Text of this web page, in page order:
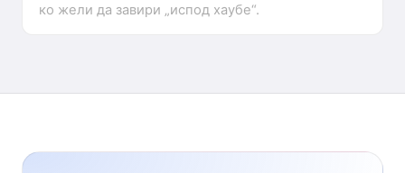
ко жели да завири „испод хаубе“.